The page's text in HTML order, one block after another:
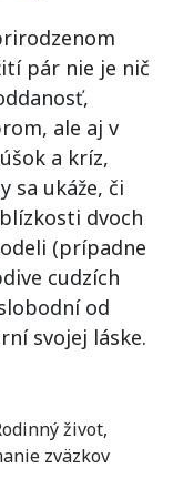
pár nie je nič
ale aj v
a kríz,
sa ukáže, či
dvoch
(prípadne
cudzích
od
svojej láske.
život,
zväzkov